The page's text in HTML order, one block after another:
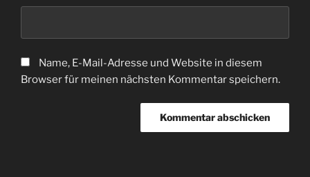
Name, E-Mail-Adresse und Website in diesem
Browser für meinen nächsten Kommentar speichern.